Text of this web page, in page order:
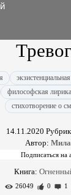
философская лирика
стихотворение о
14.11.2020
Автор:
Книга:
26049 0 1